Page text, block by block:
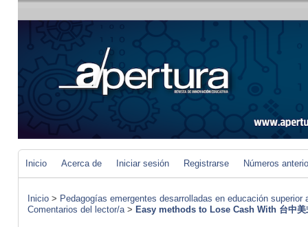
Inicio Acerca de Iniciar sesión Registrarse Números
Inicio > Pedagogías emergentes desarrolladas en educación
Comentarios del lector/a> Easy methods to Lose Cash With 台中美